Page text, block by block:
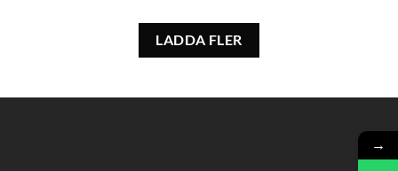
LADDA FLER
→